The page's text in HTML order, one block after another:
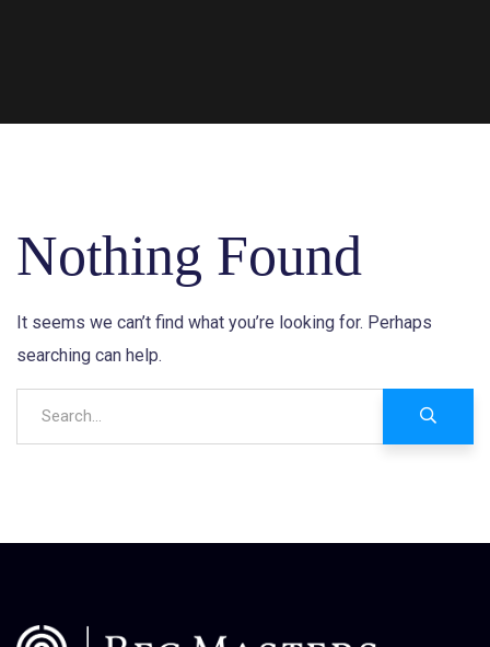
Nothing Found
It seems we can’t find what you’re looking for. Perhaps
searching can help.